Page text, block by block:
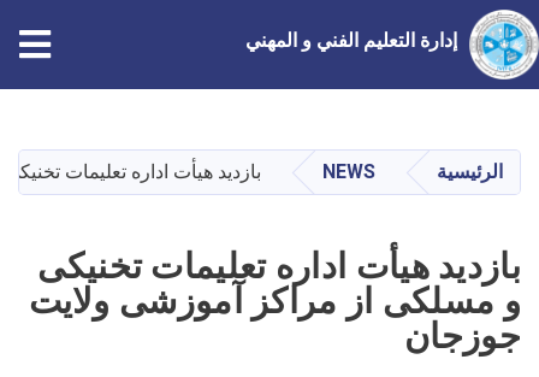
المحتوى
الرئيسي
إدارة التعليم الفني و المهني
الرئيسية NEWS بازدید هیأت اداره تعلیمات
بازدید هیأت اداره تعلیمات تخنیکی
و مسلکی از مراکز آموزشی ولایت
جوزجان